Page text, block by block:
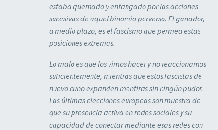
estaba quemado y enfangado por las acciones
sucesivas de aquel binomio perverso. El ganador,
a medio plazo, es el fascismo que permea estas
posiciones extremas.
Lo malo es que los vimos hacer y no reaccionamos
suficientemente, mientras que estos fascistas de
nuevo cuño expanden mentiras sin ningún pudor.
Las últimas elecciones europeas son muestra de
que su presencia activa en redes sociales y su
capacidad de conectar mediante esas redes con